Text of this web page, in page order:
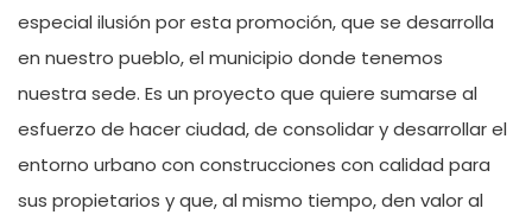
especial ilusión por esta promoción, que se desarrolla
en nuestro pueblo, el municipio donde tenemos
nuestra sede. Es un proyecto que quiere sumarse al
esfuerzo de hacer ciudad, de consolidar y desarrollar el
entorno urbano con construcciones con calidad para
sus propietarios y que, al mismo tiempo, den valor al